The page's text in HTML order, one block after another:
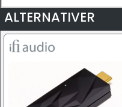
ALTERNATIVER